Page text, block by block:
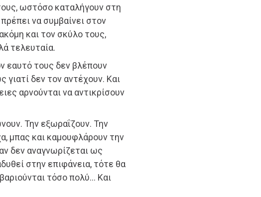
ωστόσο καταλήγουν στη
να συμβαίνει στον
και τον σκύλο τους,
τελευταία.
εαυτό τους δεν βλέπουν
δεν τον αντέχουν. Και
αρνούνται να αντικρίσουν
Την εξωραΐζουν. Την
μπας και καμουφλάρουν την
δεν αναγνωρίζεται ως
στην επιφάνεια, τότε θα
τόσο πολύ… Και